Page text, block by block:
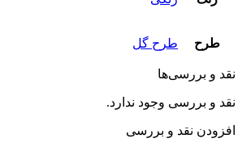
طرح گل
وجود ندارد.
نقد و بررسی